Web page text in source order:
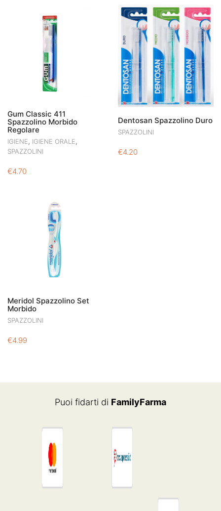
Gum Classic 411
Spazzolino Morbido
Regolare
IGIENE, IGIENE ORALE,
SPAZZOLINI
€4.70
Dentosan Spazzolino Duro
SPAZZOLINI
€4.20
Meridol Spazzolino Set
Morbido
SPAZZOLINI
€4.99
Puoi fidarti di FamilyFarma